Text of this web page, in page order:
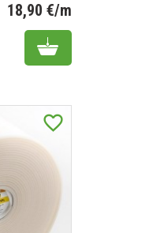
18,90 €/m
Add to cart
favorite_border